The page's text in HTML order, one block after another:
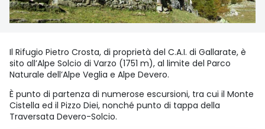
Il Rifugio Pietro Crosta, di proprietà del C.A.I. di Gallarate, è
sito all’Alpe Solcio di Varzo (1751 m), al limite del Parco
Naturale dell’Alpe Veglia e Alpe Devero.
È punto di partenza di numerose escursioni, tra cui il Monte
Cistella ed il Pizzo Diei, nonché punto di tappa della
Traversata Devero-Solcio.